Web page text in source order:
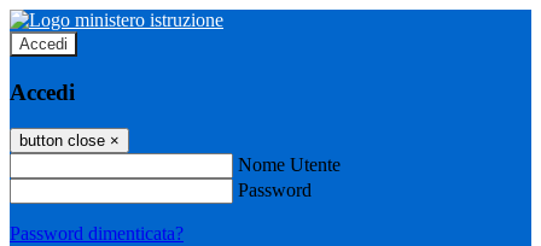
Accedi
Accedi
button close ×
Nome Utente
Password
Password dimenticata?